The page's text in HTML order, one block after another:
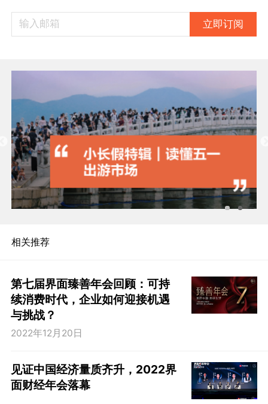
立即订阅
相关推荐
第七届界面臻善年会回顾：可持
续消费时代，企业如何迎接机遇
与挑战？
2022年12月20日
见证中国经济量质齐升，2022界
面财经年会落幕